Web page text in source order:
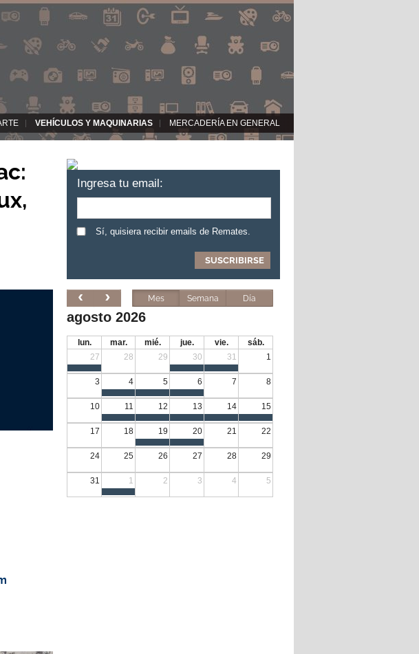
VEHÍCULOS Y MAQUINARIAS MERCADERÍA EN GENERAL
Ingresa tu email:
Sí, quisiera recibir emails de Remates.
Mes Semana Día
agosto 2026
lun. mar. mié. jue. vie.
sáb.
27
28 29 30 31 1
3 4 5 6 7 8
10 11 12 13 14 15
17 18 19 20 21 22
24 25 26 27 28 29
31 1 2 3 4 5